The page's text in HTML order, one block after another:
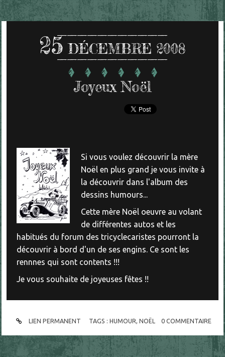
25 DÉCEMBRE 2008
Joyeux Noël
Si vous voulez découvrir la mère
Noël en plus grand je vous invite à
la découvrir dans l'album des
dessins humours...
Cette mère Noël oeuvre au volant
de différentes autos et les
habitués du forum des tricyclecaristes pourront la
découvrir à bord d'un de ses engins. Ce sont les
rennnes qui sont contents !!!
Je vous souhaite de joyeuses fêtes !!
LIEN PERMANENT TAGS : HUMOUR NOËL 0 COMMENTAIRE